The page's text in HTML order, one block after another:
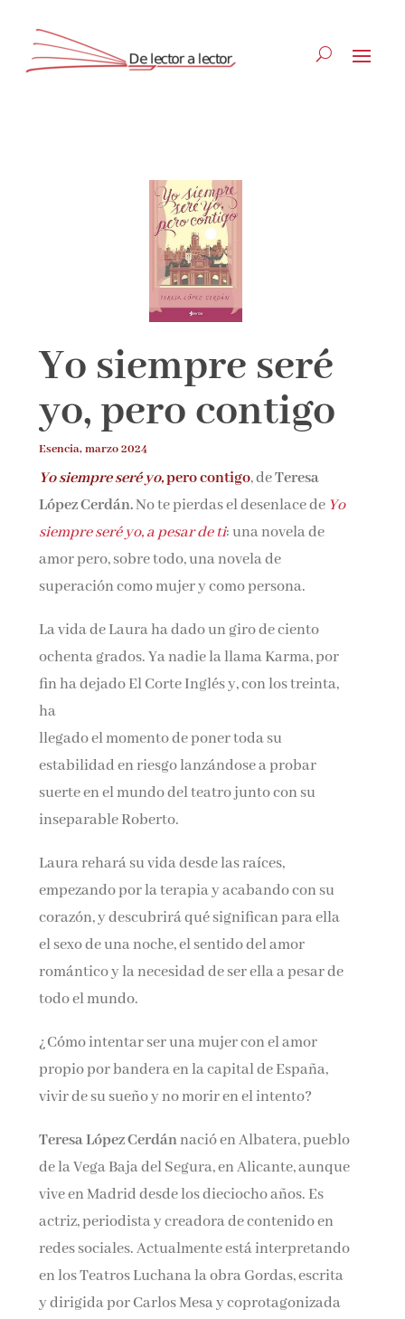
Yo siempre seré
yo, pero contigo
Esencia, marzo 2024
Yo siempre seré yo,pero contigo, deTeresa
López Cerdán.No te pierdas el desenlace de Yo
siempre seré yo, a pesar de ti: una novela de
amor pero, sobre todo, una novela de
superación como mujer y como persona.
La vida de Laura ha dado un giro de ciento
ochenta grados. Ya nadie la llama Karma, por
fin ha dejado El Corte Inglés y, con los treinta,
ha
llegado el momento de poner toda su
estabilidad en riesgo lanzándose a probar
suerte en el mundo del teatro junto con su
inseparable Roberto.
Laura rehará su vida desde las raíces,
empezando por la terapia y acabando con su
corazón, y descubrirá qué significan para ella
el sexo de una noche, el sentido del amor
romántico y la necesidad de ser ella a pesar de
todo el mundo.
¿Cómo intentar ser una mujer con el amor
propio por bandera en la capital de España,
vivir de su sueño y no morir en el intento?
Teresa López Cerdánnació en Albatera, pueblo
de la Vega Baja del Segura, en Alicante, aunque
vive en Madrid desde los dieciocho años. Es
actriz, periodista y creadora de contenido en
redes sociales. Actualmente está interpretando
en los Teatros Luchana la obra Gordas, escrita
y dirigida por Carlos Mesa y coprotagonizada
¡Suscríbete y No Te Pierdas Nada!
Únete a nuestra comunidad de amantes de la
literatura y recibe las últimas noticias y reseñas
directamente en tu bandeja de entrada.
Email*
Por favor, acepta lostérminos y condiciones